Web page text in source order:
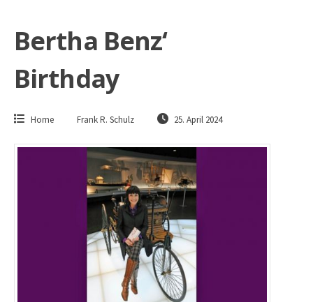
Bertha Benz‘
Birthday
Home Frank R. Schulz 25. April 2024